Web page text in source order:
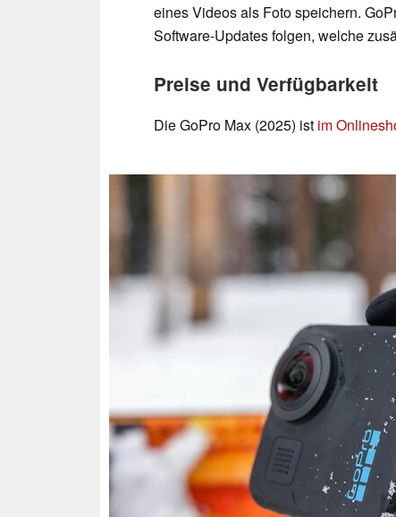
eines Videos als Foto speichern.
Software-Updates folgen, welche
Preise und Verfügbarkeit
Die GoPro Max (2025) ist im